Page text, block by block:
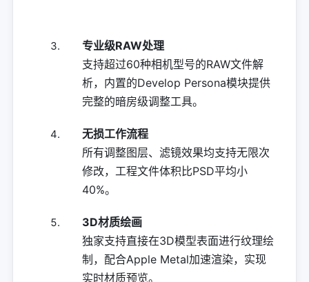
专业级RAW处理
支持超过60种相机型号的RAW文件解
析，内置的Develop Persona模块提供
完整的暗房级调整工具。
无损工作流程
所有调整图层、滤镜效果均支持无限次
修改，工程文件体积比PSD平均小
40%。
3D材质绘画
独家支持直接在3D模型表面进行纹理绘
制，配合Apple Metal加速渲染，实现
实时材质预览。